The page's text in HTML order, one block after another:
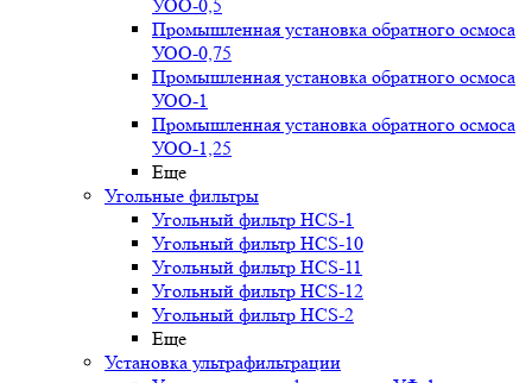
УОО-0,5
Промышленная установка обратного осмоса
УОО-0,75
Промышленная установка обратного осмоса
УОО-1
Промышленная установка обратного осмоса
УОО-1,25
Еще
Угольные фильтры
Угольный фильтр HСS-1
Угольный фильтр HСS-10
Угольный фильтр HСS-11
Угольный фильтр HСS-12
Угольный фильтр HСS-2
Еще
Установка ультрафильтрации